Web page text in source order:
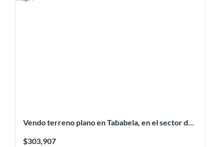
Vendo terreno plano en Tababela, en el sector del
$303,907